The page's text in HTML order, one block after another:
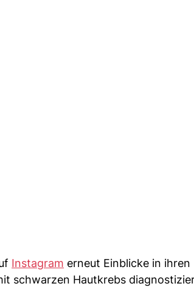
Instagram erneut Einblicke in
schwarzen Hautkrebs